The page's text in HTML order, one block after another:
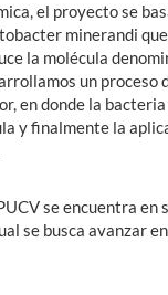
el proyecto se
minerandi
la molécula
un proceso
en donde la
y finalmente la
se encuentra en
se busca avanzar